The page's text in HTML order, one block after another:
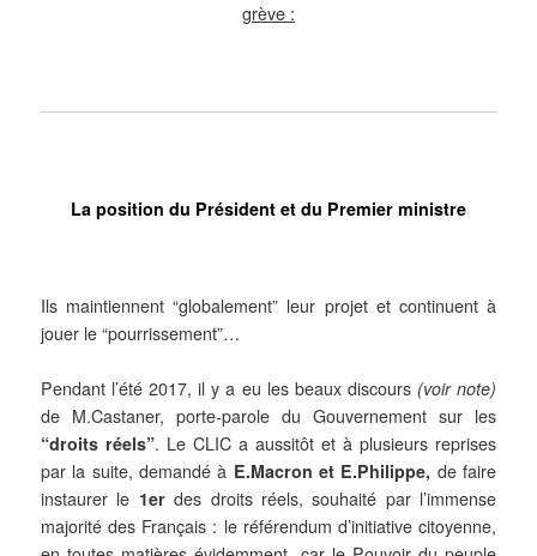
grève :
La position du Président et du Premier ministre
Ils maintiennent “globalement” leur projet et continuent à
jouer le “pourrissement”…
Pendant l’été 2017, il y a eu les beaux discours (voir note)
de M.Castaner, porte-parole du Gouvernement sur les
“droits réels”. Le CLIC a aussitôt et à plusieurs reprises
par la suite, demandé à E.Macron et E.Philippe, de faire
instaurer le 1er des droits réels, souhaité par l’immense
majorité des Français : le référendum d’initiative citoyenne,